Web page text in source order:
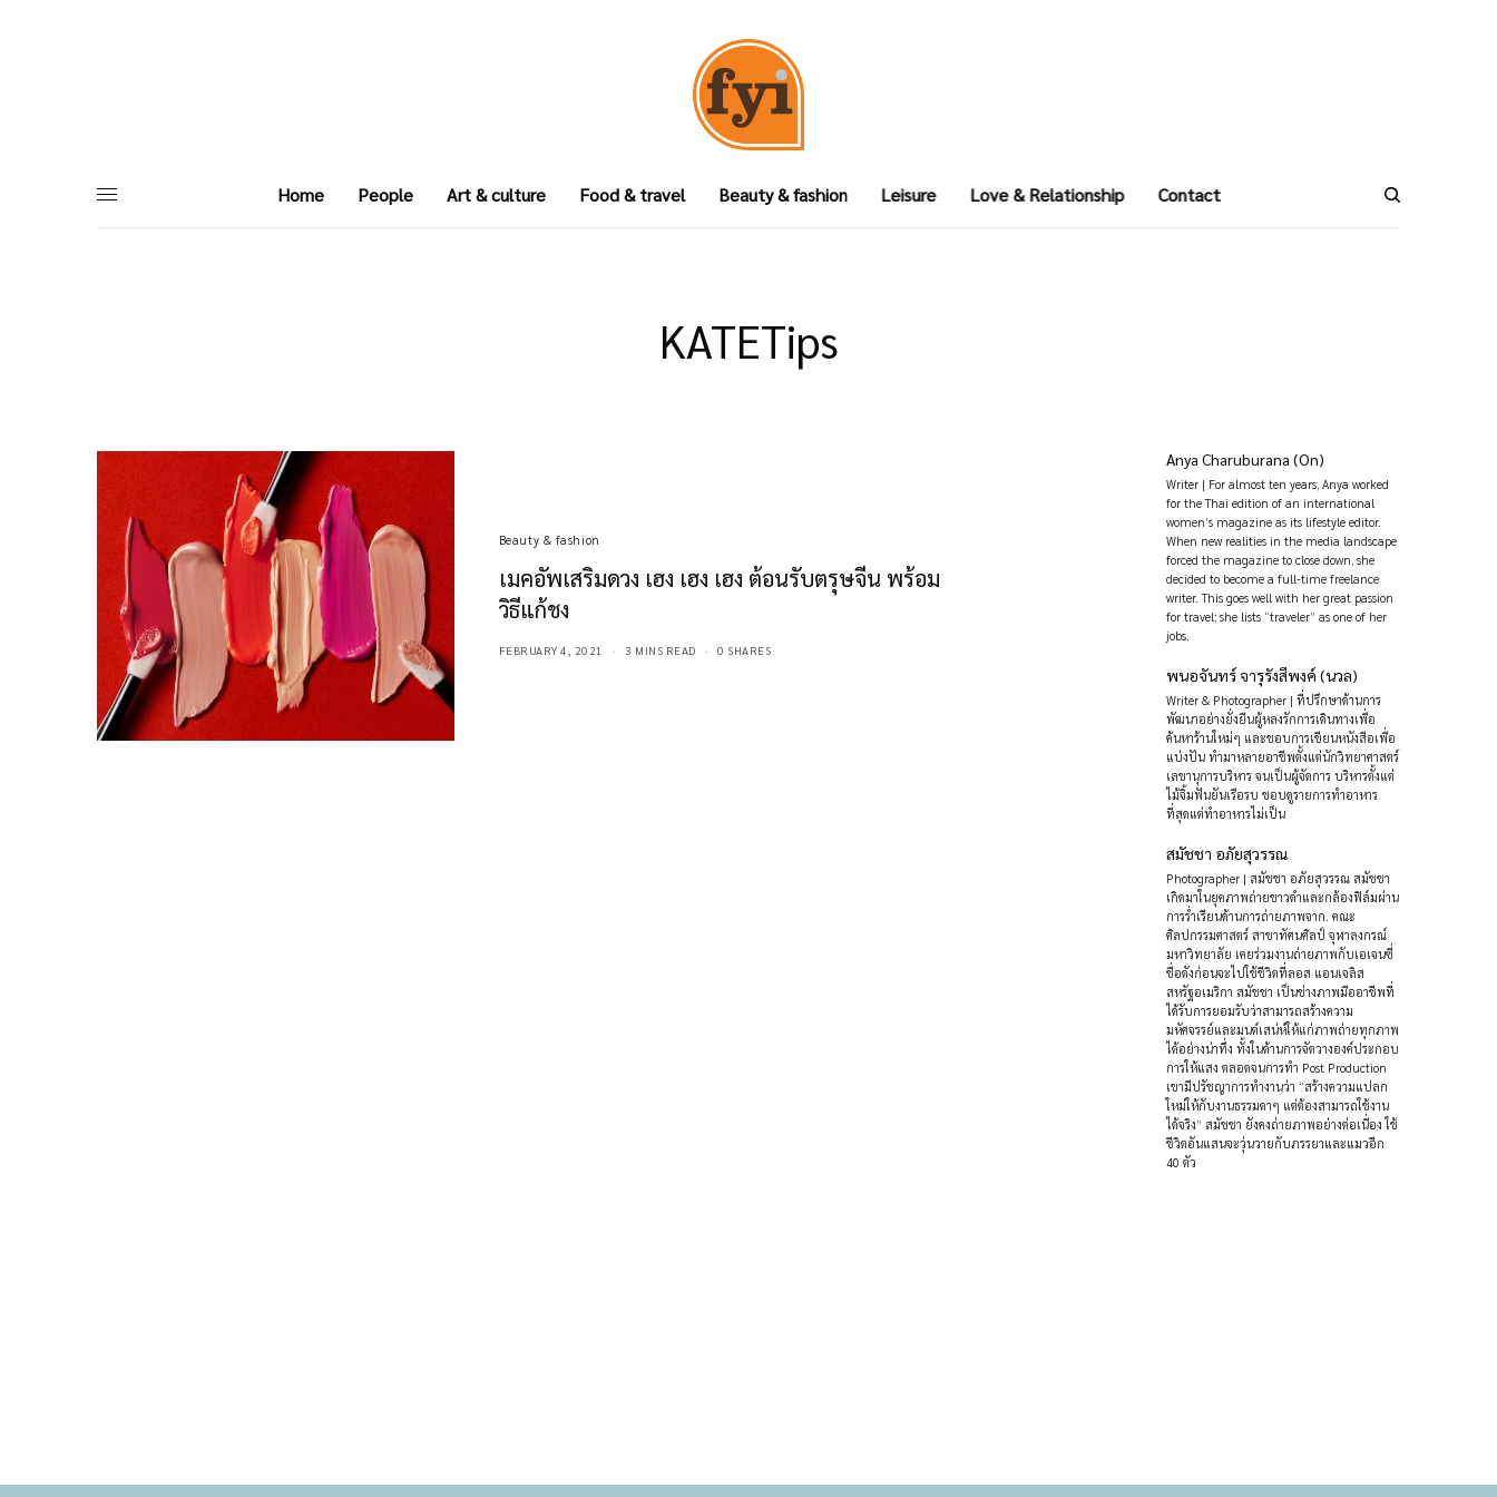
Home People Art & culture Food & travel Beauty & fashion Leisure Love & Relationship Contact
KATETips
Beauty & fashion
เมคอัพเสริมดวง เฮง เฮง เฮง ต้อนรับตรุษจีน พร้อม
วิธีแก้ชง
FEBRUARY 4, 2021 3 MINS READ 0 SHARES
Anya Charuburana (On)
Writer | For almost ten years, Anya worked
for the Thai edition of an international
women’s magazine as its lifestyle editor.
When new realities in the media landscape
forced the magazine to close down, she
decided to become a full-time freelance
writer. This goes well with her great passion
for travel; she lists “traveler” as one of her
jobs.
พนอจันทร์ จารุรังสีพงค์ (นวล)
Writer & Photographer | ที่ปรึกษาด้านการ
พัฒนาอย่างยั่งยืนผู้หลงรักการเดินทางเพื่อ
ค้นหาร้านใหม่ๆ และชอบการเขียนหนังสือเพื่อ
แบ่งปัน ทำมาหลายอาชีพตั้งแต่นักวิทยาศาสตร์
เลขานุการบริหาร จนเป็นผู้จัดการ บริหารตั้งแต่
ไม้จิ้มฟันยันเรือรบ ชอบดูรายการทำอาหาร
ที่สุดแต่ทำอาหารไม่เป็น
สมัชชา อภัยสุวรรณ
Photographer | สมัชชา อภัยสุวรรณ สมัชชา
เกิดมาในยุคภาพถ่ายขาวดำและกล้องฟิล์มผ่าน
การร่ำเรียนด้านการถ่ายภาพจาก. คณะ
ศิลปกรรมศาสตร์ สาขาทัศนศิลป์ จุฬาลงกรณ์
มหาวิทยาลัย เคยร่วมงานถ่ายภาพกับเอเจนซี่
ชื่อดังก่อนจะไปใช้ชีวิตที่ลอส แอนเจลิส
สหรัฐอเมริกา สมัชชา เป็นช่างภาพมืออาชีพที่
ได้รับการยอมรับว่าสามารถสร้างความ
มหัศจรรย์และมนต์เสน่ห์ให้แก่ภาพถ่ายทุกภาพ
ได้อย่างน่าทึ่ง ทั้งในด้านการจัดวางองค์ประกอบ
การให้แสง ตลอดจนการทำ Post Production
เขามีปรัชญาการทำงานว่า “สร้างความแปลก
ใหม่ให้กับงานธรรมดาๆ แต่ต้องสามารถใช้งาน
ได้จริง” สมัชชา ยังคงถ่ายภาพอย่างต่อเนื่อง ใช้
ชีวิตอันแสนจะวุ่นวายกับภรรยาและแมวอีก
40 ตัว